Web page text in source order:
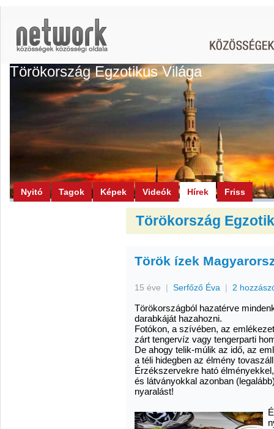
Törökország Egzotikus Világa
Nyitó Tagok Képek Videók Hírek Friss
Törökország
Török ízek
15 éve | Serfőző Éva | 2
Törökországból hazatérve
darabkáját hazahozni.
Fotókon, a szívében, az
zárt tengervíz vagy tengerparti
De ahogy telik-múlik az idő, az
a téli hidegben az élmény
Érzékszervekre ható
és látványokkal azonban
nyaralást!